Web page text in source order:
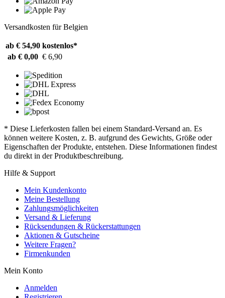
Versandkosten für Belgien
ab € 54,90 kostenlos*
ab € 0,00 € 6,90
* Diese Lieferkosten fallen bei einem Standard-Versand an. Es
können weitere Kosten, z. B. aufgrund des Gewichts, Größe oder
Eigenschaften der Produkte, entstehen. Diese Informationen findest
du direkt in der Produktbeschreibung.
Hilfe & Support
Mein Kundenkonto
Meine Bestellung
Zahlungsmöglichkeiten
Versand & Lieferung
Rücksendungen & Rückerstattungen
Aktionen & Gutscheine
Weitere Fragen?
Firmenkunden
Mein Konto
Anmelden